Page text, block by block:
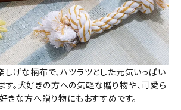
げな柄布で、ハツラツとした元気いっぱい
。犬好きの方への気軽な贈り物や、可愛ら
きな方へ贈り物にもおすすめです。